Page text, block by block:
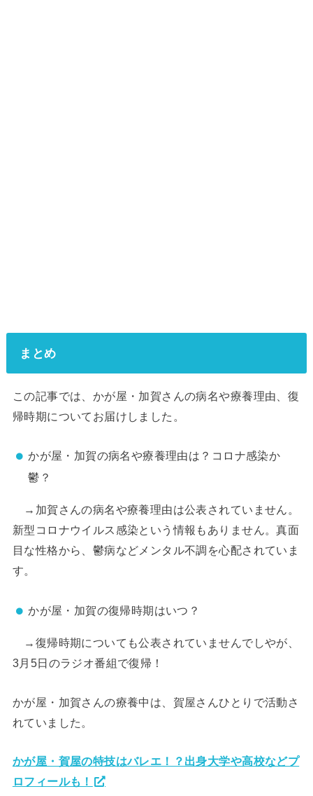
まとめ
この記事では、かが屋・加賀さんの病名や療養理由、復
帰時期についてお届けしました。
かが屋・加賀の病名や療養理由は？コロナ感染か
鬱？
→加賀さんの病名や療養理由は公表されていません。
新型コロナウイルス感染という情報もありません。真面
目な性格から、鬱病などメンタル不調を心配されていま
す。
かが屋・加賀の復帰時期はいつ？
→復帰時期についても公表されていませんでしやが、
3月5日のラジオ番組で復帰！
かが屋・加賀さんの療養中は、賀屋さんひとりで活動さ
れていました。
かが屋・賀屋の特技はバレエ！？出身大学や高校などプ
ロフィールも！